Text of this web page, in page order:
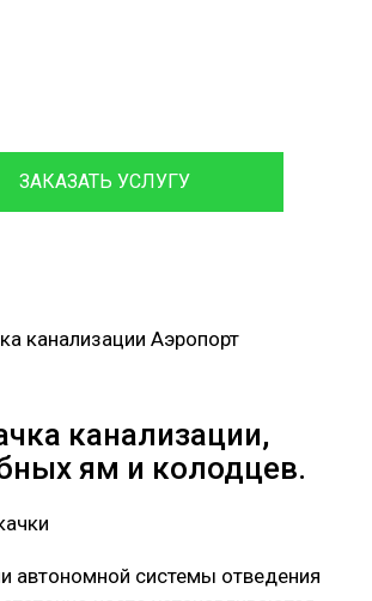
ЗАКАЗАТЬ УСЛУГУ
канализации Аэропорт
канализации,
ям и колодцев.
автономной системы отведения